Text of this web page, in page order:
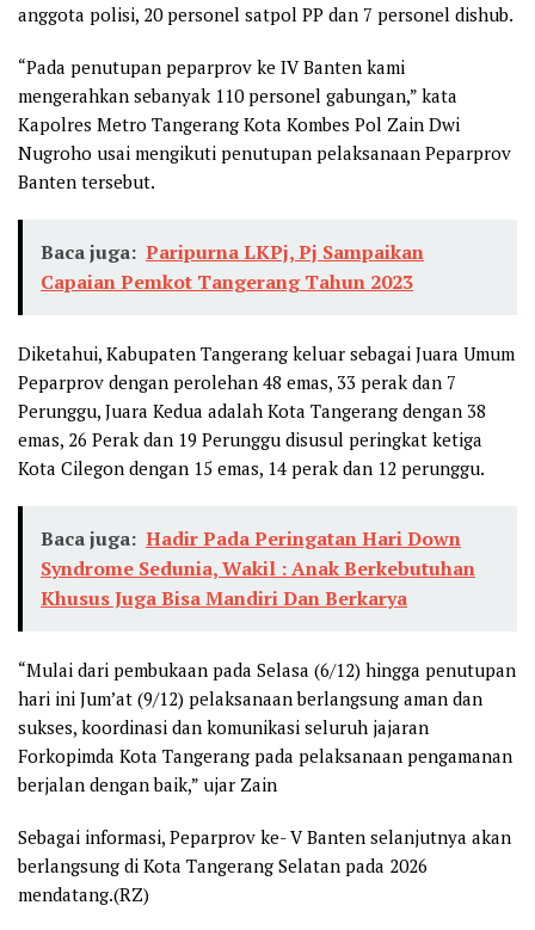
anggota polisi, 20 personel satpol PP dan 7 personel dishub.
“Pada penutupan peparprov ke IV Banten kami
mengerahkan sebanyak 110 personel gabungan,” kata
Kapolres Metro Tangerang Kota Kombes Pol Zain Dwi
Nugroho usai mengikuti penutupan pelaksanaan Peparprov
Banten tersebut.
Baca juga: Paripurna LKPj, Pj Sampaikan
Capaian Pemkot Tangerang Tahun 2023
Diketahui, Kabupaten Tangerang keluar sebagai Juara Umum
Peparprov dengan perolehan 48 emas, 33 perak dan 7
Perunggu, Juara Kedua adalah Kota Tangerang dengan 38
emas, 26 Perak dan 19 Perunggu disusul peringkat ketiga
Kota Cilegon dengan 15 emas, 14 perak dan 12 perunggu.
Baca juga: Hadir Pada Peringatan Hari Down
Syndrome Sedunia, Wakil : Anak Berkebutuhan
Khusus Juga Bisa Mandiri Dan Berkarya
“Mulai dari pembukaan pada Selasa (6/12) hingga penutupan
hari ini Jum’at (9/12) pelaksanaan berlangsung aman dan
sukses, koordinasi dan komunikasi seluruh jajaran
Forkopimda Kota Tangerang pada pelaksanaan pengamanan
berjalan dengan baik,” ujar Zain
Sebagai informasi, Peparprov ke- V Banten selanjutnya akan
berlangsung di Kota Tangerang Selatan pada 2026
mendatang.(RZ)